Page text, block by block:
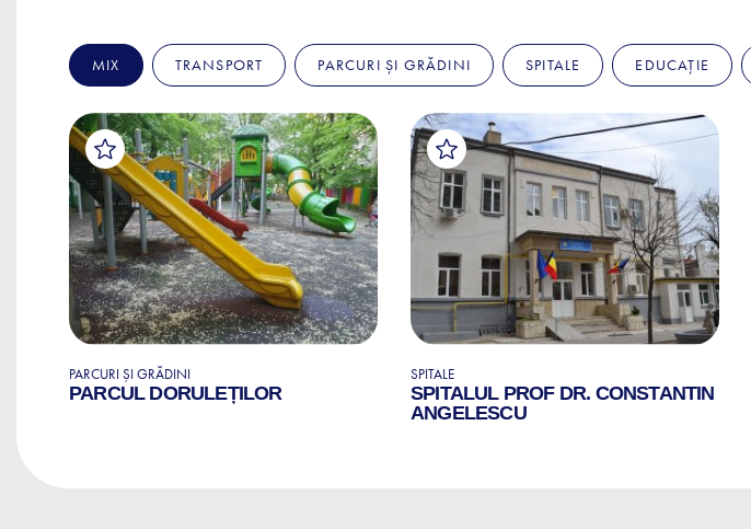
MIX TRANSPORT PARCURI ȘI GRĂDINI SPITALE EDUCAȚIE
PARCURI ȘI GRĂDINI
PARCUL DORULEȚILOR
SPITALE
SPITALUL PROF DR. CONSTANTIN
ANGELESCU